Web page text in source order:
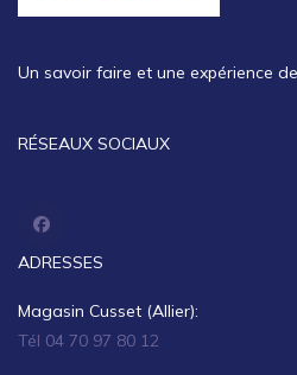
Un savoir faire et une expérience
RÉSEAUX SOCIAUX
ADRESSES
Magasin Cusset (Allier):
Tél 04 70 97 80 12